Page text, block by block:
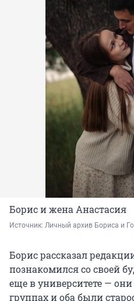
Борис и жена Анастасия
Источник: Личный архив Бориса и
Борис рассказал
познакомился со своей
еще в университете —
группах и оба были